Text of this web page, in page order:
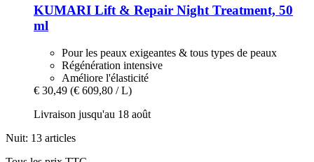
KUMARI Lift & Repair Night Treatment, 50
ml
Pour les peaux exigeantes & tous types de peaux
Régénération intensive
Améliore l'élasticité
€ 30,49 (€ 609,80 / L)
Livraison jusqu'au 18 août
Nuit: 13 articles